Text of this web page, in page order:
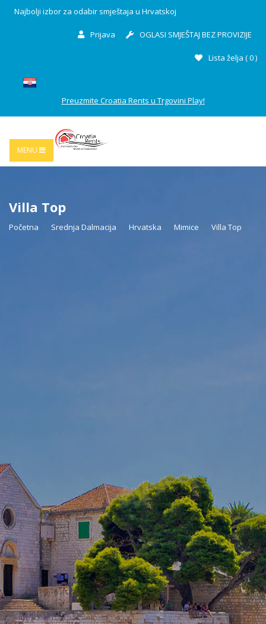
Najbolji izbor za odabir smještaja u Hrvatskoj
Prijava OGLASI SMJEŠTAJ BEZ PROVIZIJE
Lista želja (0)
Preuzmite Croatia Rents u Trgovini Play!
MENU
Villa Top
Početna Srednja Dalmacija Hrvatska Mimice Villa Top